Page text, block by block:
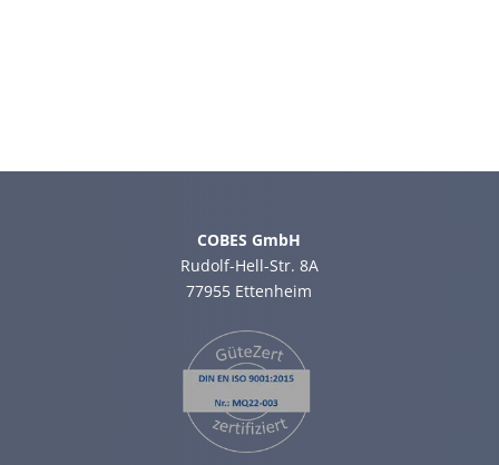
COBES GmbH
Rudolf-Hell-Str. 8A
77955 Ettenheim